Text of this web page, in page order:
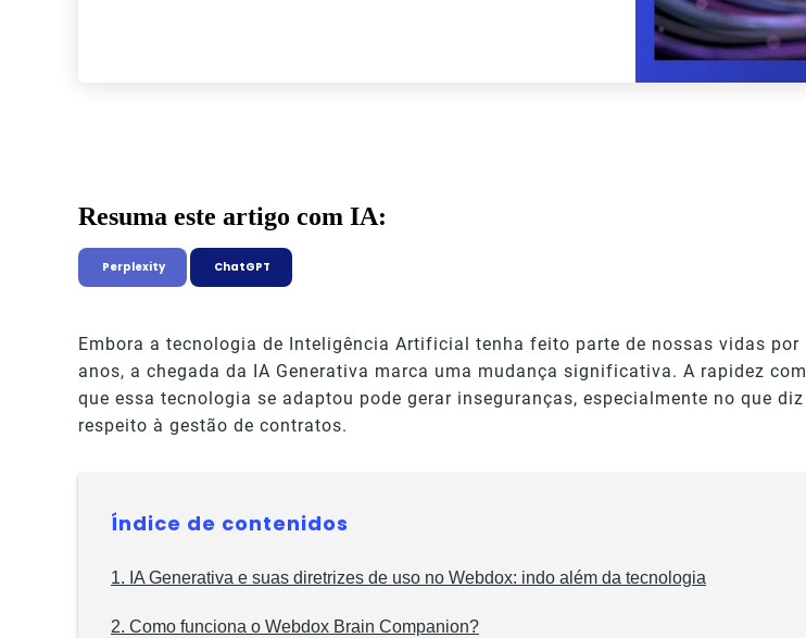
Resuma este artigo com IA:
Perplexity ChatGPT
Embora a tecnologia de Inteligência Artificial tenha feito parte de nossas vidas por
anos, a chegada da IA Generativa marca uma mudança significativa. A rapidez com
que essa tecnologia se adaptou pode gerar inseguranças, especialmente no que diz
respeito à gestão de contratos.
Índice de contenidos
1. IA Generativa e suas diretrizes de uso no Webdox: indo além da tecnologia
2. Como funciona o Webdox Brain Companion?